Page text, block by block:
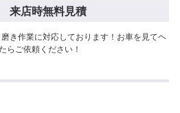
来店時無料見積
き作業に対応しております！お車を見てヘ
らご依頼ください！